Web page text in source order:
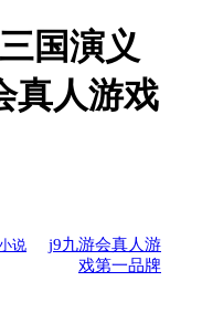
三国演义
真人游戏
说
j9九游会真人游
戏第一品牌